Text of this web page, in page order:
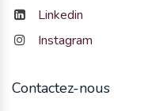
Linkedin
Instagram
Contactez-nous